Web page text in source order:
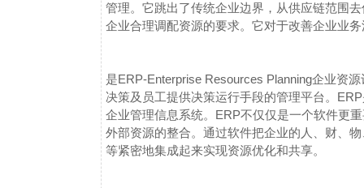
管理。它跳出了传统企业边界，从供应链范围
企业合理调配资源的要求。它对于改善企业业
是ERP-Enterprise Resources Planning企业资
决策及员工提供决策运行手段的管理平台。
企业管理信息系统。ERP不仅仅是一个软件更
外部资源的整合。通过软件把企业的人、财、
等紧密地集成起来实现资源优化和共享。